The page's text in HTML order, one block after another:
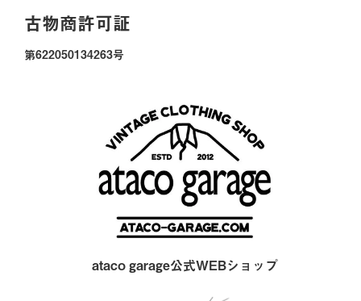
古物商許可証
第622050134263号
ataco garage公式WEBショップ